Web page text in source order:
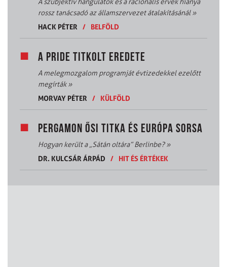
A szubjektív hangulatok és a racionális érvek hiánya
rossz tanácsadó az államszervezet átalakításánál»
HACK PÉTER
/ BELFÖLD
A PRIDE TITKOLT EREDETE
A melegmozgalom programját évtizedekkel ezelőtt
megírták»
MORVAY PÉTER
/ KÜLFÖLD
PERGAMON ŐSI TITKA ÉS EURÓPA SORSA
Hogyan került a „Sátán oltára” Berlinbe?»
DR. KULCSÁR ÁRPÁD
/ HIT ÉS ÉRTÉKEK